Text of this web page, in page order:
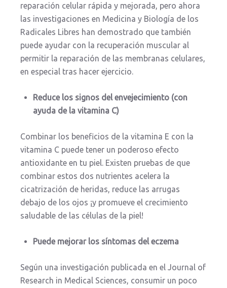
reparación celular rápida y mejorada, pero ahora
las investigaciones en Medicina y Biología de los
Radicales Libres han demostrado que también
puede ayudar con la recuperación muscular al
permitir la reparación de las membranas celulares,
en especial tras hacer ejercicio.
Reduce los signos del envejecimiento (con
ayuda de la vitamina C)
Combinar los beneficios de la vitamina E con la
vitamina C puede tener un poderoso efecto
antioxidante en tu piel. Existen pruebas de que
combinar estos dos nutrientes acelera la
cicatrización de heridas, reduce las arrugas
debajo de los ojos ¡y promueve el crecimiento
saludable de las células de la piel!
Puede mejorar los síntomas del eczema
Según una investigación publicada en el Journal of
Research in Medical Sciences, consumir un poco